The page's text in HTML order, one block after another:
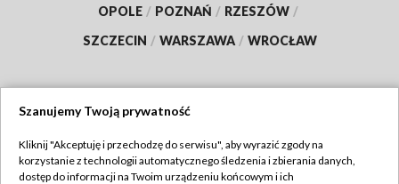
OPOLE / POZNAŃ / RZESZÓW /
SZCZECIN / WARSZAWA / WROCŁAW
TVP
Szanujemy Twoją prywatność
Kliknij "Akceptuję i przechodzę do serwisu", aby wyrazić zgody na
korzystanie z technologii automatycznego śledzenia i zbierania danych,
dostęp do informacji na Twoim urządzeniu końcowym i ich